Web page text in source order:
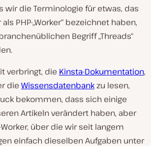
wir die Terminologie für etwas, das
PHP-„Worker“ bezeichnet haben,
Begriff „Threads“
verbringt, die Kinsta-Dokumentation,
die Wissensdatenbankzu lesen,
bekommen, dass sich einige
Artikeln verändert haben, aber
über die wir seit langem
einfach dieselben Aufgaben unter